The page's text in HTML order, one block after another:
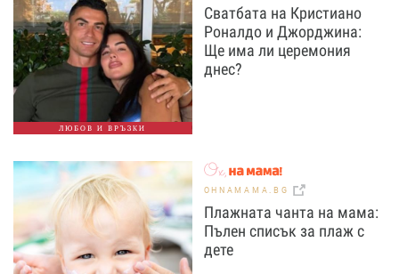
ЛЮБОВ И ВРЪЗКИ
Сватбата на Кристиано
Роналдо и Джорджина:
Ще има ли церемония
днес?
OHNAMAMA.BG
Плажната чанта на мама:
Пълен списък за плаж с
дете